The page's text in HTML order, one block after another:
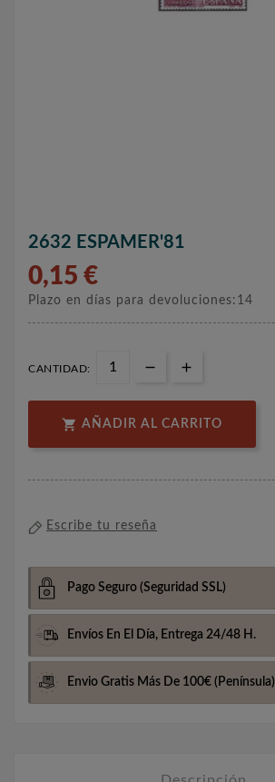
2632 ESPAMER'81
0,15 €
Plazo en días para devoluciones:14
CANTIDAD:
 AÑADIR AL CARRITO
Escribe tu reseña
Pago Seguro (Seguridad SSL)
Envíos En El Día, Entrega 24/48 H.
Envio Gratis Más De 100€ (Península)